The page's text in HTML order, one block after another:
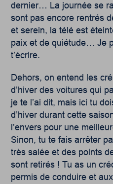
dernier… La journée se
sont pas encore rentrés
et serein, la télé est
paix et de quiétude… Je
t’écrire.
Dehors, on entend les
d’hiver des voitures qui
je te l’ai dit, mais ici tu
d’hiver durant cette
l’envers pour une
Sinon, tu te fais arrêter
très salée et des points
sont retirés ! Tu as un
permis de conduire et